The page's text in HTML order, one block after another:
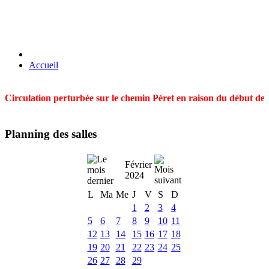
Accueil
Circulation perturbée sur le chemin Péret en raison du début
Planning des salles
Février
2024
L
Ma Me J V S
D
1
2 3
4
5
6 7 8 9 10 11
12 13 14 15 16 17 18
19 20 21 22 23 24 25
26 27 28 29